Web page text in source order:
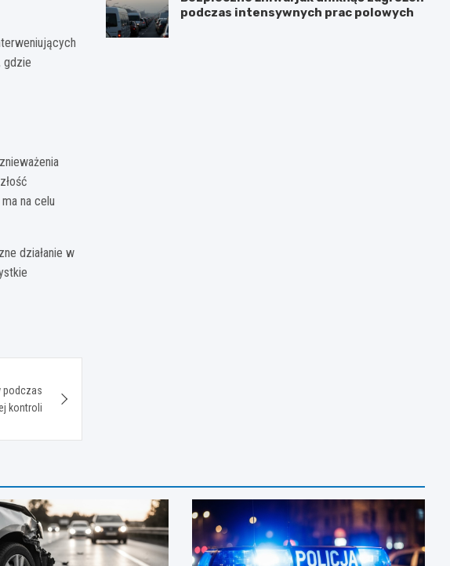
gdzie
na celu
działanie w
podczas
kontroli
podczas intensywnych prac polowych